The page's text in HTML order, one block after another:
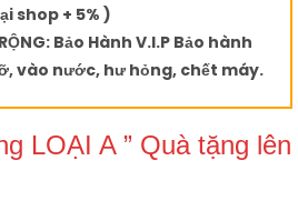
shop + 5% )
Bảo Hành V.I.P Bảo hành
vào nước, hư hỏng, chết máy.
LOẠI A ” Quà tặng lên